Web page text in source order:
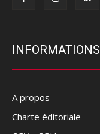
INFORMATIONS
A propos
Charte éditoriale